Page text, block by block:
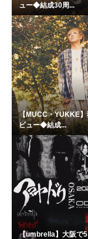
ュー◆結成30周...
【MUCC・YUKKE
ビュー◆結成...
【umbrella】大阪で5